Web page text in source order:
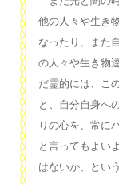
他の人々や生き
なったり、また
の人々や生き物
だ霊的には、こ
と、自分自身へ
りの心を、常に
と言ってもよい
はないか、とい